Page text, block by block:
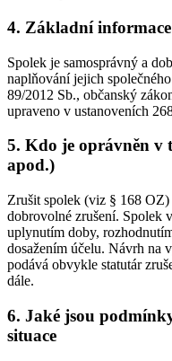
4. Základní
Spolek je samosprávný a
naplňování jejich
89/2012 Sb., občanský
upraveno v ustanoveních
5. Kdo je oprávněn v
apod.)
Zrušit spolek (viz § 168
dobrovolné zrušení. Spolek
uplynutím doby,
dosažením účelu. Návrh na
podává obvykle statutár
dále.
6. Jaké jsou
situace